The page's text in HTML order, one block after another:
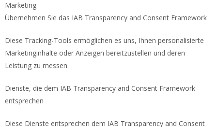
Marketing
Übernehmen Sie das IAB Transparency and Consent Framework
Diese Tracking-Tools ermöglichen es uns, Ihnen personalisierte
Marketinginhalte oder Anzeigen bereitzustellen und deren
Leistung zu messen.
Dienste, die dem IAB Transparency and Consent Framework
entsprechen
Diese Dienste entsprechen dem IAB Transparency and Consent